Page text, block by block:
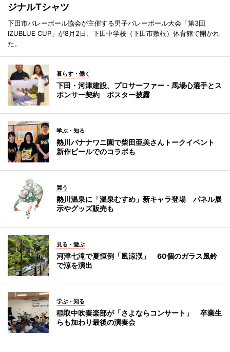
ジナルTシャツ
下田市バレーボール協会が主催する男子バレーボール大会「第3回
IZUBLUE CUP」が8月2日、下田中学校（下田市敷根）体育館で開かれ
た。
暮らす・働く
下田・河津建設、プロサーファー・馬場心選手とス
ポンサー契約 ポスター披露
学ぶ・知る
熱川バナナワニ園で柴田亜美さんトークイベント
新作ビールでのコラボも
買う
熱川温泉に「温泉むすめ」新キャラ登場 パネル展
示やグッズ販売も
見る・遊ぶ
河津七滝で夏恒例「風涼渓」 60個のガラス風鈴
で涼を演出
学ぶ・知る
稲取中吹奏楽部が「さよならコンサート」 卒業生
らも加わり最後の演奏会